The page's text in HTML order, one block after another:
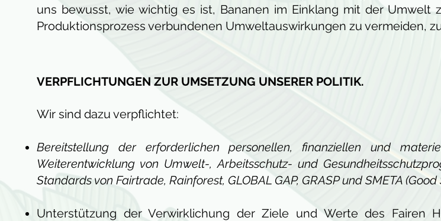
uns bewusst, wie wichtig es ist, Bananen im Einklang mit der
Produktionsprozess verbundenen Umweltauswirkungen zu vermeiden,
VERPFLICHTUNGEN ZUR UMSETZUNG UNSERER POLITIK.
Wir sind dazu verpflichtet:
Bereitstellung der erforderlichen personellen, finanziellen und
Weiterentwicklung von Umwelt-, Arbeitsschutz- und
Standards von Fairtrade, Rainforest, GLOBAL GAP, GRASP und SMETA
Unterstützung der Verwirklichung der Ziele und Werte des Fairen